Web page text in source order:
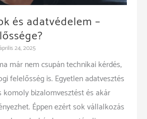
és adatvédelem –
24, 2025
már nem csupán technikai kérdés,
felelősség is. Egyetlen adatvesztés
komoly bizalomvesztést és akár
Éppen ezért sok vállalkozás